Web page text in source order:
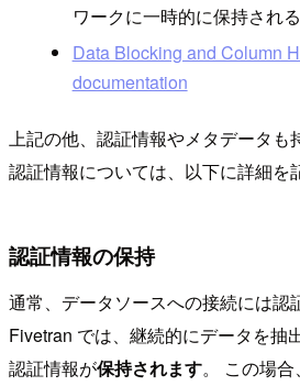
ワークに一時的に保持され
Data Blocking and Column
documentation
上記の他、認証情報やメタデータも
認証情報については、以下に詳細を
認証情報の保持
通常、データソースへの接続には認
Fivetran では、継続的にデータを抽
認証情報が保持されます。 この場